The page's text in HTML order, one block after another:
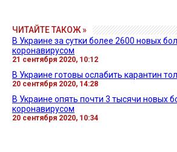
ЧИТАЙТЕ ТАКОЖ »
В Украине за сутки более 2600 новых
коронавирусом
21 сентября 2020, 10:12
В Украине готовы ослабить карантин
20 сентября 2020, 14:28
В Украине опять почти 3 тысячи новых
коронавирусом
20 сентября 2020, 10:34